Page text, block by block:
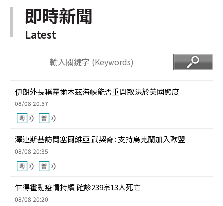
即時新聞
Latest
伊朗外長稱霍爾木茲海峽能否重開取決於美國態度
08/08 20:57
澤連斯基訪問塞爾維亞 武契奇 : 支持烏克蘭加入歐盟
08/08 20:35
乍得霍亂疫情持續 確診239宗13人死亡
08/08 20:20